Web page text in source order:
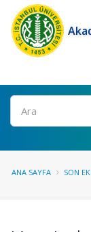
Ara
ANA SAYFA SON